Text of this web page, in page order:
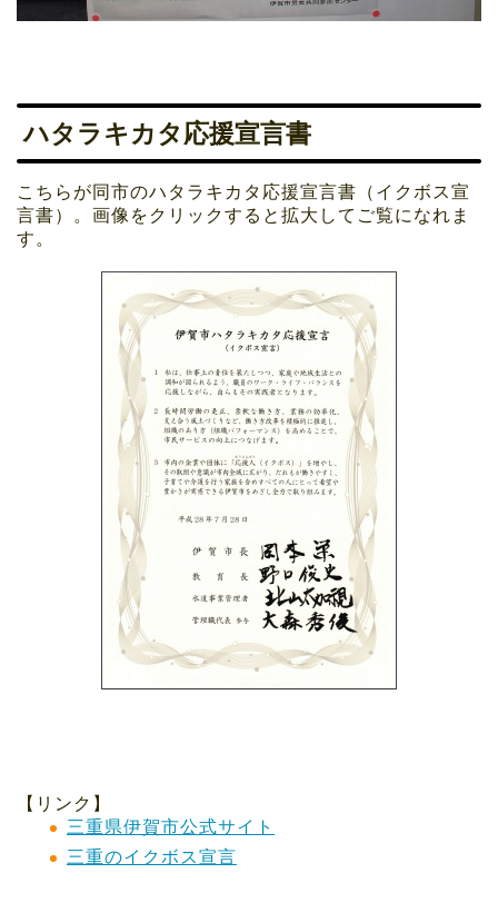
ハタラキカタ応援宣言書
こちらが同市のハタラキカタ応援宣言書（イクボス宣
言書）。画像をクリックすると拡大してご覧になれま
す。
【リンク】
三重県伊賀市公式サイト
三重のイクボス宣言